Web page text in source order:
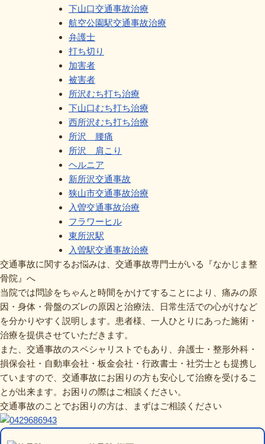
下山口交通事故治療
航空公園駅交通事故治療
弁護士
打ち切り
加害者
被害者
所沢むち打ち治療
下山口むち打ち治療
西所沢むち打ち治療
所沢 腰痛
所沢 肩こり
ヘルニア
新所沢交通事故
狭山市交通事故治療
入曽交通事故治療
フラワーヒル
東所沢駅
入曽駅交通事故治療
交通事故に関するお悩みは、交通事故専門士がいる『なかじま整
骨院』へ
当院では問診をちゃんと時間をかけてすることにより、痛みの原
因・身体・骨盤のズレの原因と治療法、日常生活での心がけなど
を分かりやすく説明します。患者様、一人ひとりにあった施術・
治療を提供させていただきます。
また、交通事故のスペシャリストでもあり、弁護士・整形外科・
損保会社・自動車会社・板金会社・行政書士・社労士とも提携し
ていますので、交通事故にお困りの方も安心して治療を受けるこ
とが出来ます。お困りの際はご相談ください。
交通事故のことでお困りの方は、まずはご相談ください